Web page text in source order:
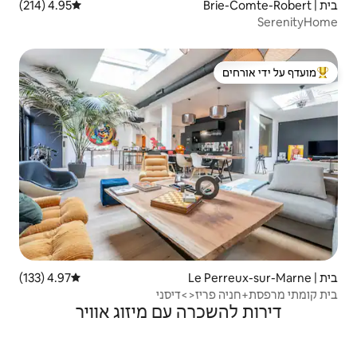
דירוג ממוצע של 4.95 מתוך 5, 214 ביקורות
4.95 (214)
ידי אורחים
דירוג ממוצע של 4.97 מתוך 5, 133 ביקורות
4.97 (133)
עם מיזוג אוויר